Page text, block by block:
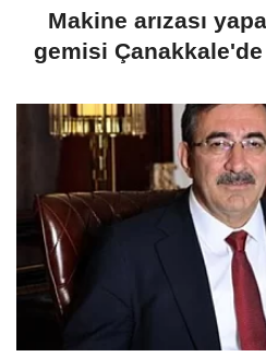
Makine arızası
gemisi